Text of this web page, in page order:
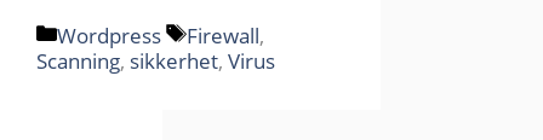
Kategorier
Wordpress Stikkord
Firewall,
Scanning, sikkerhet, Virus